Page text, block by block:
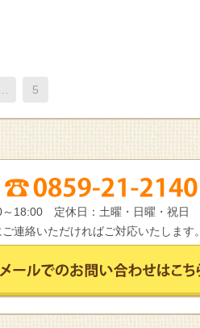
5
～18:00 定休日：土曜・日曜・祝日
連絡いただければご対応いたします。